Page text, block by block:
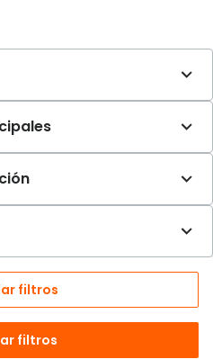
filtros
filtros